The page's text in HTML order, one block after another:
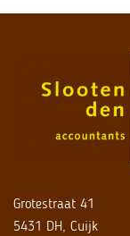
Grotestraat 41
5431 DH, Cuijk